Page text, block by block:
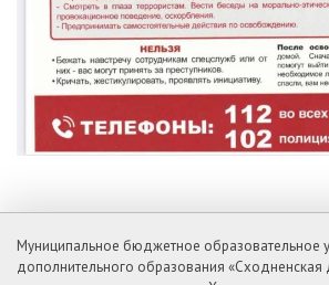
Муниципальное бюджетное образовательное
дополнительного образования «Сходненская